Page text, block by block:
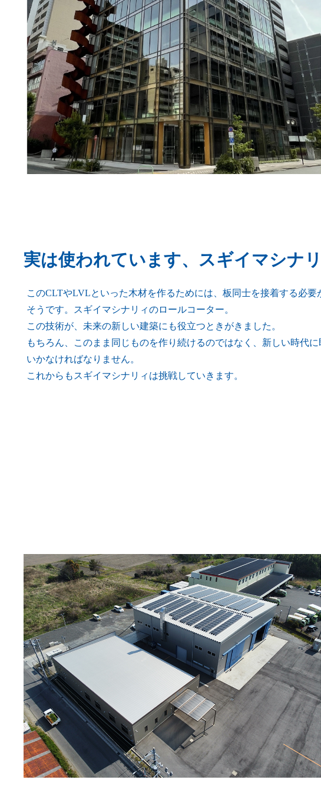
実は使われています、スギイマシナ
このCLTやLVLといった木材を作るためには、板同士を接着する必要
そうです。スギイマシナリィのロールコーター。
この技術が、未来の新しい建築にも役立つときがきました。
もちろん、このまま同じものを作り続けるのではなく、新しい時代
いかなければなりません。
これからもスギイマシナリィは挑戦していきます。